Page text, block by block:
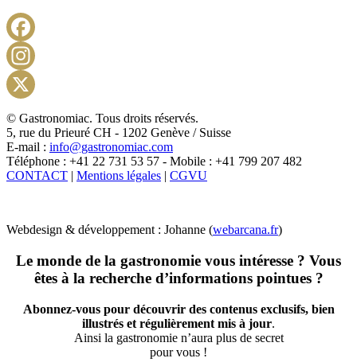
X
© Gastronomiac. Tous droits réservés.
5, rue du Prieuré CH - 1202 Genève / Suisse
E-mail : info@gastronomiac.com
Téléphone : +41 22 731 53 57 - Mobile : +41 799 207 482
CONTACT | Mentions légales | CGVU
Webdesign & développement : Johanne (webarcana.fr)
Le monde de la gastronomie vous intéresse ? Vous
êtes à la recherche d’informations pointues ?
Abonnez-vous pour découvrir des contenus exclusifs, bien
illustrés et régulièrement mis à jour.
Ainsi la gastronomie n’aura plus de secret
pour vous !